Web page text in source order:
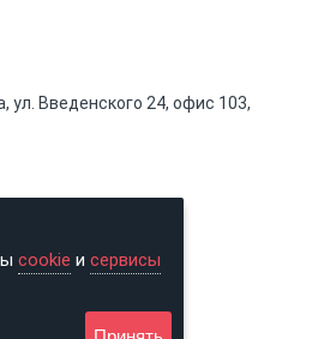
cookie и сервисы
ул. Введенского 24, офис 103,